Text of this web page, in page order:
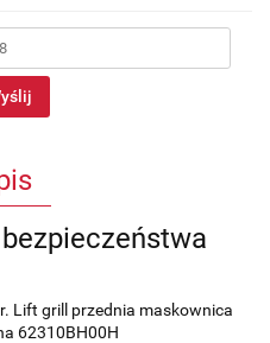
Lift grill przednia maskownica
62310BH00H